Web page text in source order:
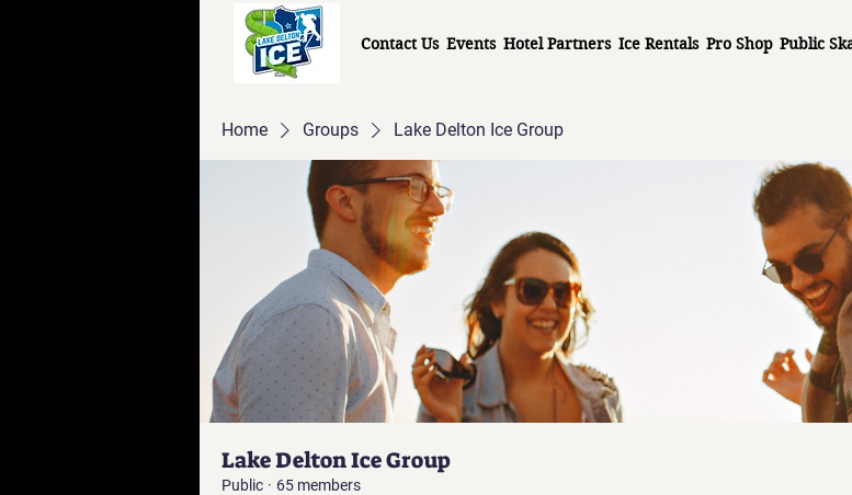
Contact Us Events Hotel Partners Ice Rentals Pro Shop Public
Home Groups Lake Delton Ice Group
Lake Delton Ice Group
Public · 65 members